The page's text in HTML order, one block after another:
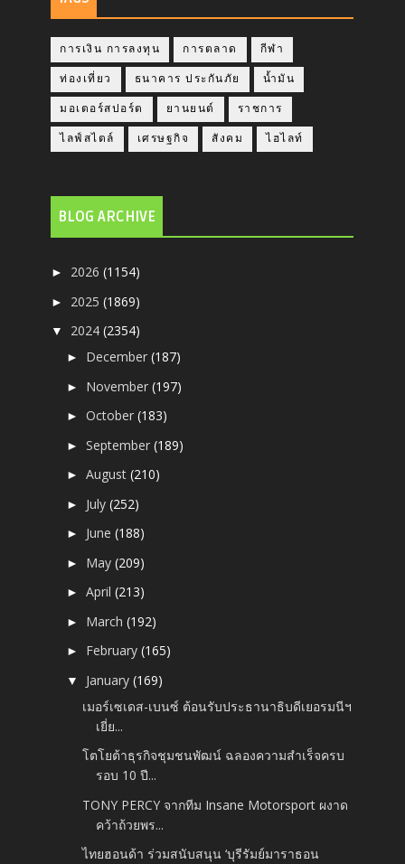
การเงิน การลงทุน การตลาด กีฬา
ท่องเที่ยว ธนาคาร ประกันภัย น้ำมัน
มอเตอร์สปอร์ต ยานยนต์ ราชการ
ไลฟ์สไตล์ เศรษฐกิจ สังคม ไฮไลท์
BLOG ARCHIVE
► 2026(1154)
► 2025(1869)
▼ 2024(2354)
► December(187)
► November(197)
►October(183)
►September(189)
►August(210)
► July(252)
► June(188)
► May(209)
►April(213)
► March(192)
► February(165)
▼ January(169)
เมอร์เซเดส-เบนซ์ ต้อนรับประธานาธิบดีเยอรมนีฯ
เยี่ย...
โตโยต้าธุรกิจชุมชนพัฒน์ ฉลองความสำเร็จครบ
รอบ 10 ปี...
TONY PERCY จากทีม Insane Motorsport ผงาด
คว้าถ้วยพร...
ไทยฮอนด้า ร่วมสนับสนุน ‘บุรีรัมย์มาราธอน